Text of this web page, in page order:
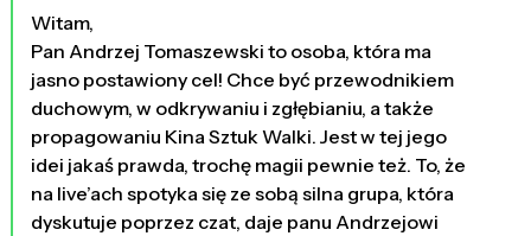
Witam,
Pan Andrzej Tomaszewski to osoba, która ma
jasno postawiony cel! Chce być przewodnikiem
duchowym, w odkrywaniu i zgłębianiu, a także
propagowaniu Kina Sztuk Walki. Jest w tej jego
idei jakaś prawda, trochę magii pewnie też. To, że
na live’ach spotyka się ze sobą silna grupa, która
dyskutuje poprzez czat, daje panu Andrzejowi